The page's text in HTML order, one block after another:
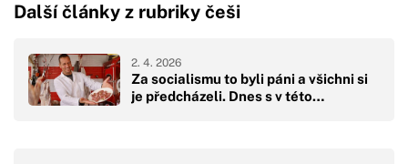
Další články z rubriky češi
Za socialismu to byli páni a všichni si
je předcházeli. Dnes s v této…
2. 4. 2026